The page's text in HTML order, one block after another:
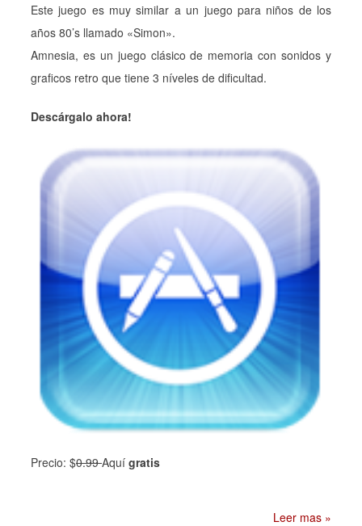
Este juego es muy similar a un juego para niños de los
años 80’s llamado «Simon».
Amnesia, es un juego clásico de memoria con sonidos y
graficos retro que tiene 3 níveles de dificultad.
Descárgalo ahora!
Precio: $0.99Aquí gratis
Leer mas »